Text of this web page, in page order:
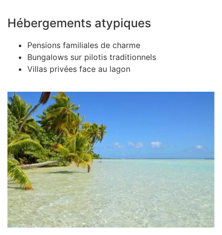
Hébergements atypiques
Pensions familiales de charme
Bungalows sur pilotis traditionnels
Villas privées face au lagon